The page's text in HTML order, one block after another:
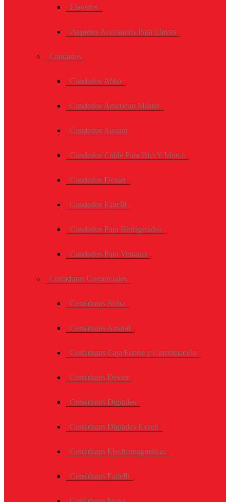
Llaveros
Paquetes Accesorios Para Llaves
Candados
Candados Abba
Candados American Máster
Candados Austral
Candados Cable Para Bici Y Motos
Candados Dexter
Candados Faitelli
Candados Para Refrigerador
Candados Para Ventana
Cerraduras Comerciales
Cerraduras Abba
Cerraduras Austral
Cerraduras Caja Fuerte y Combinación
Cerraduras Dexter
Cerraduras Digitales
Cerraduras Digitales Excell
Cerraduras Electromagneticas
Cerraduras Faitelli